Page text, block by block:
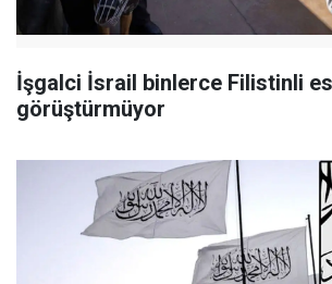
İşgalci İsrail binlerce Filistinli
görüştürmüyor